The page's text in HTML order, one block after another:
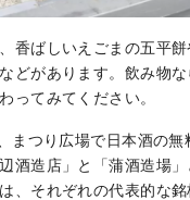
香ばしいえごまの五平
どがあります。飲み物
ってみてください。
まつり広場で日本酒の無
酒造店」と「蒲酒造場
、それぞれの代表的な